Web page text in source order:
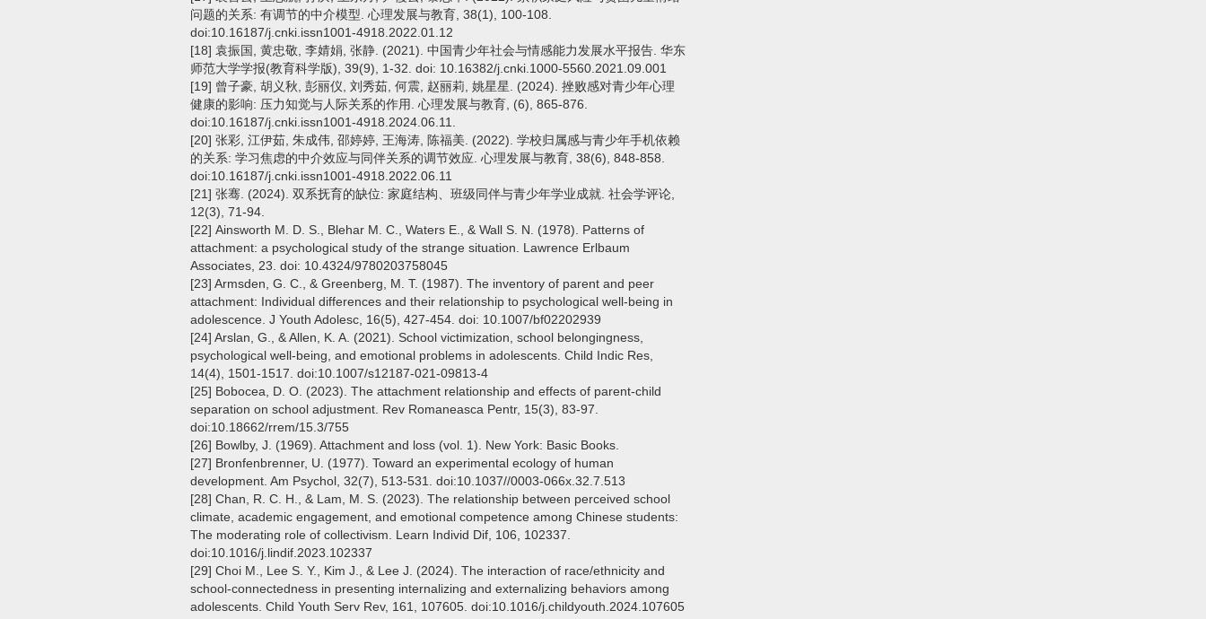
问题的关系: 有调节的中介模型. 心理发展与教育, 38(1), 100-108.
doi:10.16187/j.cnki.issn1001-4918.2022.01.12
[18] 袁振国, 黄忠敬, 李婧娟, 张静. (2021). 中国青少年社会与情感能力发展水平报告. 华东
师范大学学报(教育科学版), 39(9), 1-32. doi: 10.16382/j.cnki.1000-5560.2021.09.001
[19] 曾子豪, 胡义秋, 彭丽仪, 刘秀茹, 何震, 赵丽莉, 姚星星. (2024). 挫败感对青少年心理
健康的影响: 压力知觉与人际关系的作用. 心理发展与教育, (6), 865-876.
doi:10.16187/j.cnki.issn1001-4918.2024.06.11.
[20] 张彩, 江伊茹, 朱成伟, 邵婷婷, 王海涛, 陈福美. (2022). 学校归属感与青少年手机依赖
的关系: 学习焦虑的中介效应与同伴关系的调节效应. 心理发展与教育, 38(6), 848-858.
doi:10.16187/j.cnki.issn1001-4918.2022.06.11
[21] 张骞. (2024). 双系抚育的缺位: 家庭结构、班级同伴与青少年学业成就. 社会学评论,
12(3), 71-94.
[22] Ainsworth M. D. S., Blehar M. C., Waters E., & Wall S. N. (1978). Patterns of
attachment: a psychological study of the strange situation. Lawrence Erlbaum
Associates, 23. doi: 10.4324/9780203758045
[23] Armsden, G. C., & Greenberg, M. T. (1987). The inventory of parent and peer
attachment: Individual differences and their relationship to psychological well-being in
adolescence. J Youth Adolesc, 16(5), 427-454. doi: 10.1007/bf02202939
[24] Arslan, G., & Allen, K. A. (2021). School victimization, school belongingness,
psychological well-being, and emotional problems in adolescents. Child Indic Res,
14(4), 1501-1517. doi:10.1007/s12187-021-09813-4
[25] Bobocea, D. O. (2023). The attachment relationship and effects of parent-child
separation on school adjustment. Rev Romaneasca Pentr, 15(3), 83-97.
doi:10.18662/rrem/15.3/755
[26] Bowlby, J. (1969). Attachment and loss (vol. 1). New York: Basic Books.
[27] Bronfenbrenner, U. (1977). Toward an experimental ecology of human
development. Am Psychol, 32(7), 513-531. doi:10.1037//0003-066x.32.7.513
[28] Chan, R. C. H., & Lam, M. S. (2023). The relationship between perceived school
climate, academic engagement, and emotional competence among Chinese students:
The moderating role of collectivism. Learn Individ Dif, 106, 102337.
doi:10.1016/j.lindif.2023.102337
[29] Choi M., Lee S. Y., Kim J., & Lee J. (2024). The interaction of race/ethnicity and
school-connectedness in presenting internalizing and externalizing behaviors among
adolescents. Child Youth Serv Rev, 161, 107605. doi:10.1016/j.childyouth.2024.107605